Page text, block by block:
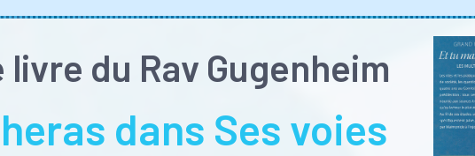
du Rav Gugenheim
dans Ses voies